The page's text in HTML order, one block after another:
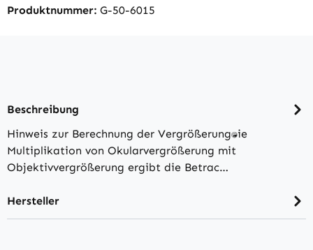
Produktnummer: G-50-6015
Beschreibung
Hinweis zur Berechnung der Vergrößerung:Die
Multiplikation von Okularvergrößerung mit
Objektivvergrößerung ergibt die Betrac…
Hersteller